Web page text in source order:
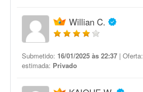
Willian C.
Submetido: 16/01/2025 às 22:37 | Oferta:
estimada: Privado